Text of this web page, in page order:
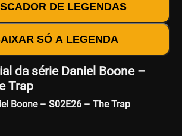
DE LEGENDAS
SÓ A LEGENDA
da série Daniel Boone –
Trap
Boone – S02E26 – The Trap